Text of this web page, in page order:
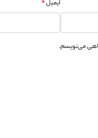
ایمیل*
می‌نویسم.